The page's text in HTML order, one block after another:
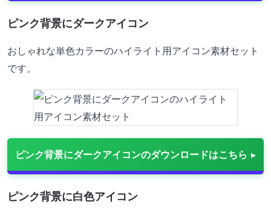
ピンク背景にダークアイコン
おしゃれな単色カラーのハイライト用アイコン素材セット
です。
ピンク背景にダークアイコンのダウンロードはこちら
ピンク背景に白色アイコン